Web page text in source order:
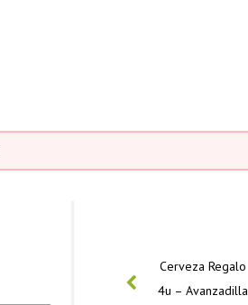
Cerveza Regalo
4u – Avanzadilla